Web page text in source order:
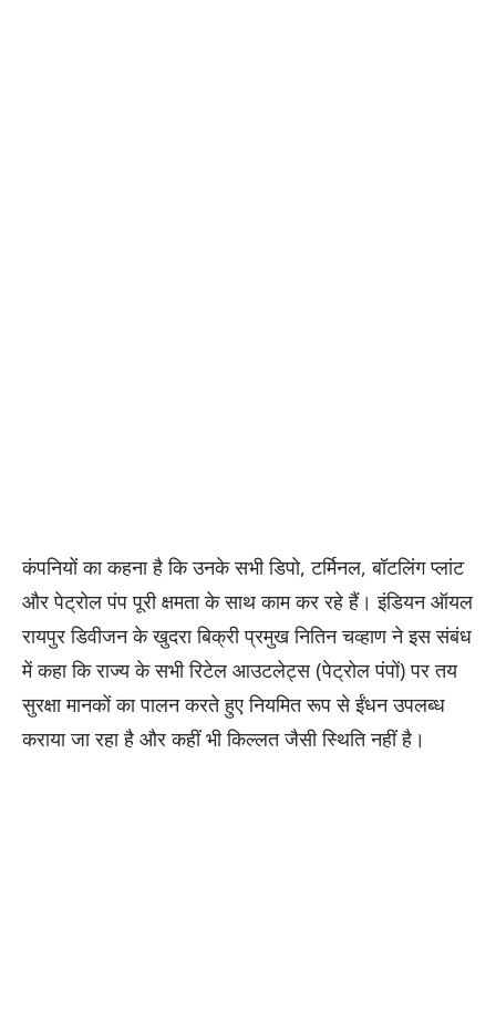
कंपनियों का कहना है कि उनके सभी डिपो, टर्मिनल, बॉटलिंग प्लांट
और पेट्रोल पंप पूरी क्षमता के साथ काम कर रहे हैं। इंडियन ऑयल
रायपुर डिवीजन के खुदरा बिक्री प्रमुख नितिन चव्हाण ने इस संबंध
में कहा कि राज्य के सभी रिटेल आउटलेट्स (पेट्रोल पंपों) पर तय
सुरक्षा मानकों का पालन करते हुए नियमित रूप से ईंधन उपलब्ध
कराया जा रहा है और कहीं भी किल्लत जैसी स्थिति नहीं है।